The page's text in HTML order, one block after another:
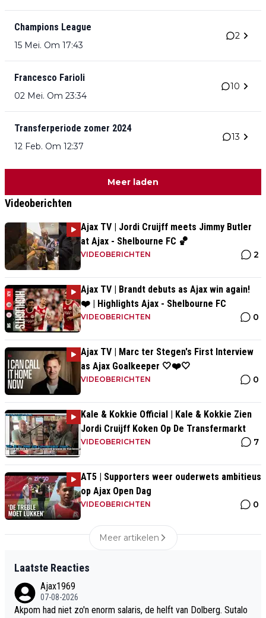
Champions League
15 Mei. Om 17:43
2
Francesco Farioli
02 Mei. Om 23:34
10
Transferperiode zomer 2024
12 Feb. Om 12:37
13
Meer laden
Videoberichten
Ajax TV | Jordi Cruijff meets Jimmy Butler
at Ajax - Shelbourne FC 🏀
VIDEOBERICHTEN 2
Ajax TV | Brandt debuts as Ajax win again!
❤️ | Highlights Ajax - Shelbourne FC
VIDEOBERICHTEN 0
Ajax TV | Marc ter Stegen's First Interview
as Ajax Goalkeeper 🤍❤️🤍
VIDEOBERICHTEN 0
Kale & Kokkie Official | Kale & Kokkie Zien
Jordi Cruijff Koken Op De Transfermarkt
VIDEOBERICHTEN 7
AT5 | Supporters weer ouderwets ambitieus
op Ajax Open Dag
VIDEOBERICHTEN 0
Meer artikelen
Laatste Reacties
Ajax1969
07-08-2026
Akpom had niet zo'n enorm salaris, de helft van Dolberg. Sutalo